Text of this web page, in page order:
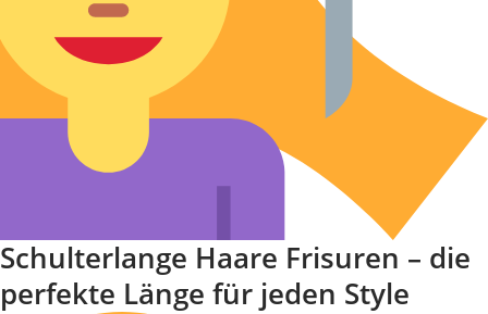
Schulterlange Haare Frisuren – die
perfekte Länge für jeden Style